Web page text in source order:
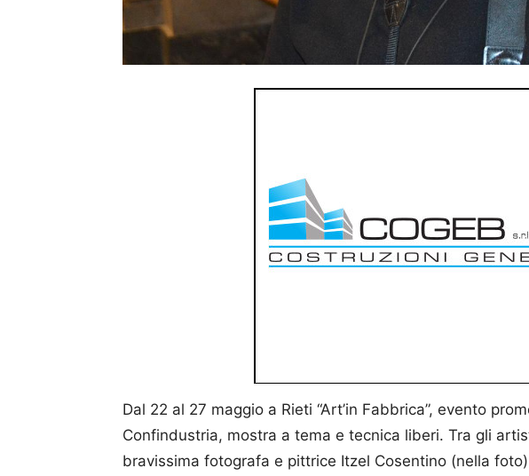
Dal 22 al 27 maggio a Rieti “Art’in Fabbrica”, evento
Confindustria, mostra a tema e tecnica liberi. Tra gli
bravissima fotografa e pittrice Itzel Cosentino (nella